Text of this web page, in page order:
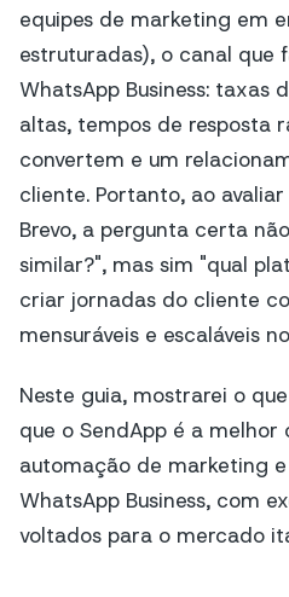
equipes de marketing em
estruturadas), o canal que
WhatsApp Business:
altas, tempos de resposta
convertem e um
cliente. Portanto, ao
Brevo, a pergunta certa
similar?", mas sim "qual
criar jornadas do cliente
mensuráveis e escaláveis
Neste guia, mostrarei o
que o SendApp é a
automação de marketing
WhatsApp Business, com
voltados para o mercado